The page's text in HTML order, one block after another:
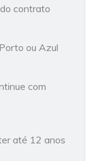
contrato
ou Azul
com
até 12 anos